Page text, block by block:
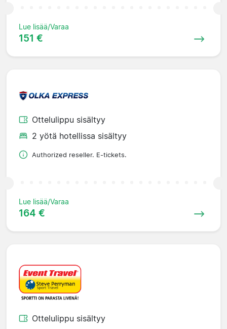
Lue lisää/Varaa
151 €
Ottelulippu sisältyy
2 yötä hotellissa sisältyy
Authorized reseller. E-tickets.
Lue lisää/Varaa
164 €
Ottelulippu sisältyy